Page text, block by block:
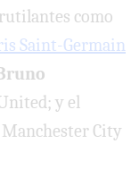
como
Saint-Germain
y el
City